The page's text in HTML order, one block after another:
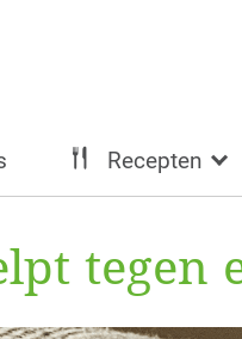
Recepten
tegen